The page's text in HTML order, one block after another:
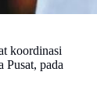
koordinasi
Pusat, pada